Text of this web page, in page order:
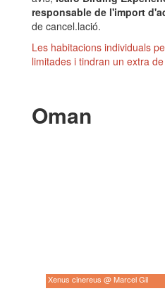
responsable de l'import
de cancel.lació.
Les habitacions individuals
limitades i tindran un extra
Oman
Xenus cinereus @ Marcel Gil